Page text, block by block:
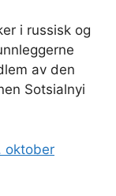
i russisk og
av den
Sotsialnyi
oktober